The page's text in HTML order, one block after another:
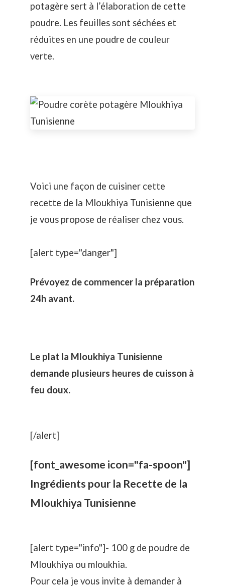
potagère sert à l’élaboration de cette
poudre. Les feuilles sont séchées et
réduites en une poudre de couleur
verte.
Voici une façon de cuisiner cette
recette de la Mloukhiya Tunisienne que
je vous propose de réaliser chez vous.
[alert type="danger"]
Prévoyez de commencer la préparation
24h avant.
Le plat la Mloukhiya Tunisienne
demande plusieurs heures de cuisson à
feu doux.
[/alert]
[font_awesome icon="fa-spoon"]
Ingrédients pour la Recette de la
Mloukhiya Tunisienne
[alert type="info"]- 100 g de poudre de
Mloukhiya ou mloukhia.
Pour cela je vous invite à demander à